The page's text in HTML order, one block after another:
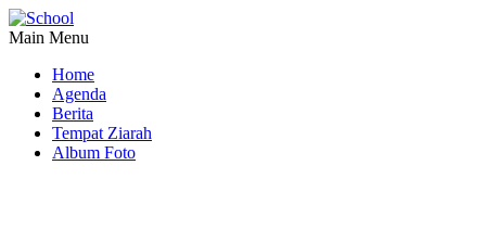
Main Menu
Home
Agenda
Berita
Tempat Ziarah
Album Foto